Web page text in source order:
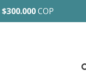
$300.000COP